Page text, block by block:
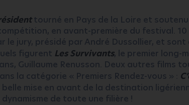
tourné en Pays de la Loire et
en avant-première du festival.
le jury, présidé par André Dussollier, et sont
figurent Les Survivants, le premier long-
Guillaume Renusson. Deux autres films
la catégorie « Premiers Rendez-vous » :
belle mise en avant de la destination
de toute une filière !